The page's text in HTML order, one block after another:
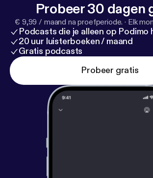
Probeer 30 dagen
€ 9,99 / maand na proefperiode. · Elk
Podcasts die je alleen op Podimo
20 uur luisterboeken / maand
Gratis podcasts
Probeer gratis